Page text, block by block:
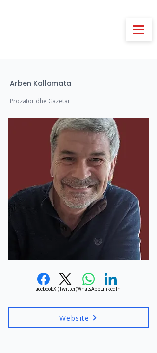
Arben Kallamata
Prozator dhe Gazetar
FacebookX (Twitter)WhatsAppLinkedIn
Website